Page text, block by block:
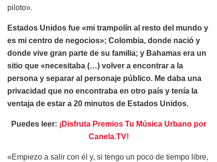
piloto».
Estados Unidos fue «mi trampolín al resto del mundo y
es mi centro de negocios»; Colombia, donde nació y
donde vive gran parte de su familia; y Bahamas era un
sitio que «necesitaba (…) volver a encontrar a la
persona y separar al personaje público. Me daba una
privacidad que no encontraba en otro país y tenía la
ventaja de estar a 20 minutos de Estados Unidos.
Puedes leer: ¡Disfruta Premios Tu Música Urbano por
Canela.TV!
«Empiezo a salir con él y, si tengo un poco de tiempo libre,